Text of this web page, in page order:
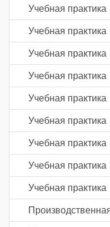
Учебная практика
Учебная практика
Учебная практика
Учебная практика
Учебная практика
Учебная практика
Учебная практика
Учебная практика
Учебная практика